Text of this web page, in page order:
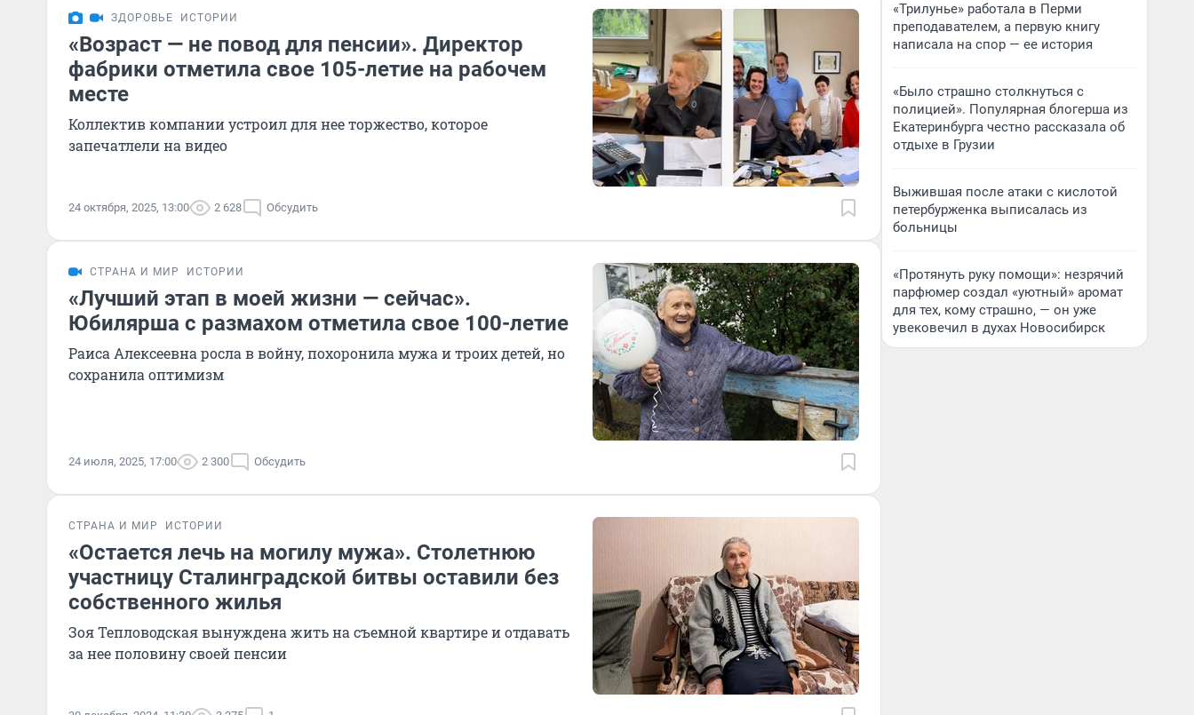
ЗДОРОВЬЕ ИСТОРИИ
«Возраст — не повод для пенсии». Директор
фабрики отметила свое 105-летие на рабочем
месте
Коллектив компании устроил для нее торжество, которое
запечатлели на видео
24 октября, 2025, 13:00 2 628 Обсудить
СТРАНА И МИР ИСТОРИИ
«Лучший этап в моей жизни — сейчас».
Юбилярша с размахом отметила свое 100-летие
Раиса Алексеевна росла в войну, похоронила мужа и троих детей, но
сохранила оптимизм
24 июля, 2025, 17:00 2 300 Обсудить
СТРАНА И МИР ИСТОРИИ
«Остается лечь на могилу мужа». Столетнюю
участницу Сталинградской битвы оставили без
собственного жилья
Зоя Тепловодская вынуждена жить на съемной квартире и отдавать
за нее половину своей пенсии
«Трилунье» работала в Перми
преподавателем, а первую книгу
написала на спор — ее история
«Было страшно столкнуться с
полицией». Популярная блогерша из
Екатеринбурга честно рассказала об
отдыхе в Грузии
Выжившая после атаки с кислотой
петербурженка выписалась из
больницы
«Протянуть руку помощи»: незрячий
парфюмер создал «уютный» аромат
для тех, кому страшно, — он уже
увековечил в духах Новосибирск